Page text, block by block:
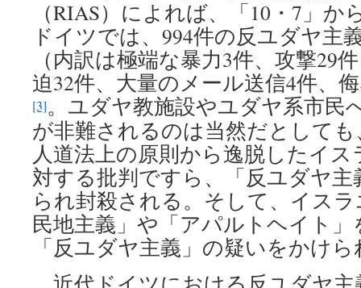
（RIAS）によれば、「10・7」か
ドイツでは、994件の反ユダヤ主
（内訳は極端な暴力3件、攻撃29
迫32件、大量のメール送信4件、
[3]。ユダヤ教施設やユダヤ系市民
が非難されるのは当然だとして
人道法上の原則から逸脱したイ
対する批判ですら、「反ユダヤ
られ封殺される。そして、イス
民地主義」や「アパルトヘイト
「反ユダヤ主義」の疑いをかけ